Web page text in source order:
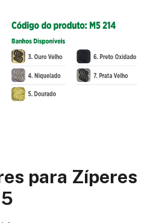
para Zíperes